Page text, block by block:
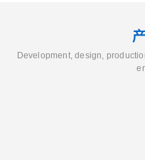
Development, design,